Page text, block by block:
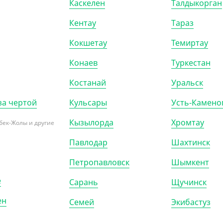
чертой
Жолы и другие
Каскелен
Кентау
Кокшетау
Конаев
Костанай
Кульсары
Кызылорда
Павлодар
Петропавловск
Сарань
Семей
Талдыкорган
Тараз
Темиртау
Туркестан
Уральск
Усть-
Хромтау
Шахтинск
Шымкент
Щучинск
Экибастуз